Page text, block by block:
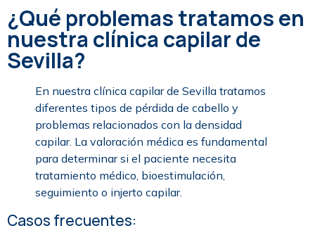
¿Qué problemas tratamos en
nuestra clínica capilar de
Sevilla?
En nuestra clínica capilar de Sevilla tratamos
diferentes tipos de pérdida de cabello y
problemas relacionados con la densidad
capilar. La valoración médica es fundamental
para determinar si el paciente necesita
tratamiento médico, bioestimulación,
seguimiento o injerto capilar.
Casos frecuentes: